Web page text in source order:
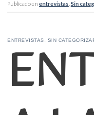
Publicado en entrevistas Sin
ENTREVISTAS SIN